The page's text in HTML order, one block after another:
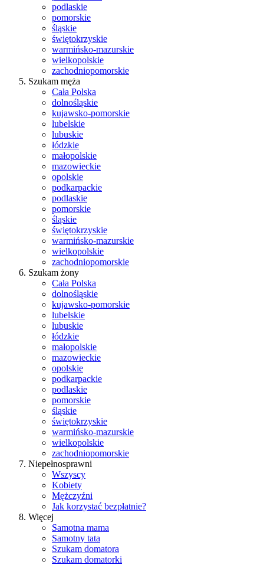
podlaskie
pomorskie
śląskie
świętokrzyskie
warmińsko-mazurskie
wielkopolskie
zachodniopomorskie
Szukam męża
Cała Polska
dolnośląskie
kujawsko-pomorskie
lubelskie
lubuskie
łódzkie
małopolskie
mazowieckie
opolskie
podkarpackie
podlaskie
pomorskie
śląskie
świętokrzyskie
warmińsko-mazurskie
wielkopolskie
zachodniopomorskie
Szukam żony
Cała Polska
dolnośląskie
kujawsko-pomorskie
lubelskie
lubuskie
łódzkie
małopolskie
mazowieckie
opolskie
podkarpackie
podlaskie
pomorskie
śląskie
świętokrzyskie
warmińsko-mazurskie
wielkopolskie
zachodniopomorskie
Niepełnosprawni
Wszyscy
Kobiety
Mężczyźni
Jak korzystać bezpłatnie?
Więcej
Samotna mama
Samotny tata
Szukam domatora
Szukam domatorki